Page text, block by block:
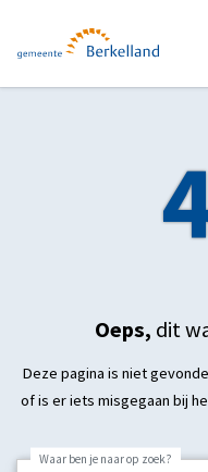
Oeps, dit
Deze pagina is niet
of is er iets misgegaan bij
Waar ben je naar op zoek?